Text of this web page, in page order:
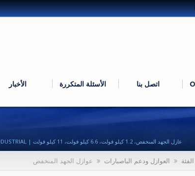
الأخبار الأسئلة المتكررة اتصل بنا
عازل الجهد المنخفض، 1.2 كيلو فولت، 6.6 كيلو فولت، 11 كيلو فولت | SHINING E&E INDUSTRIAL هي شركة تصنيع محترفة لكتل الطرفية الكهربائية وحاملات الصمامات وكتل الصمامات والريل الصلب الحالة (SSR) لأكثر من 40 عامًا.
الفئة العوازل ودعم الباصبارات عوازل الجهد المنخفض